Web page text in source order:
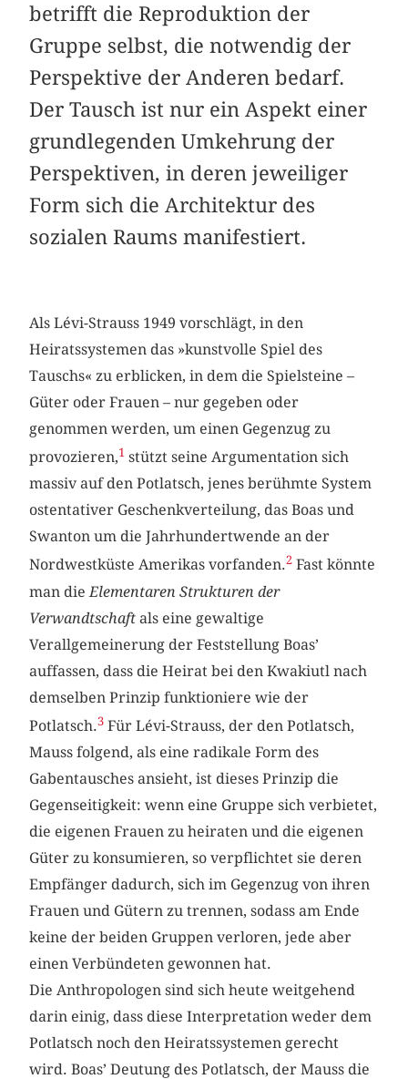
betrifft die Reproduktion der
Gruppe selbst, die notwendig der
Perspektive der Anderen bedarf.
Der Tausch ist nur ein Aspekt einer
grundlegenden Umkehrung der
Perspektiven, in deren jeweiliger
Form sich die Architektur des
sozialen Raums manifestiert.
Als Lévi-Strauss 1949 vorschlägt, in den
Heiratssystemen das »kunstvolle Spiel des
Tauschs« zu erblicken, in dem die Spielsteine –
Güter oder Frauen – nur gegeben oder
genommen werden, um einen Gegenzug zu
provozieren,1 stützt seine Argumentation sich
massiv auf den Potlatsch, jenes berühmte System
ostentativer Geschenkverteilung, das Boas und
Swanton um die Jahrhundertwende an der
Nordwestküste Amerikas vorfanden.2 Fast könnte
man die Elementaren Strukturen der
Verwandtschaft als eine gewaltige
Verallgemeinerung der Feststellung Boas’
auffassen, dass die Heirat bei den Kwakiutl nach
demselben Prinzip funktioniere wie der
Potlatsch.3 Für Lévi-Strauss, der den Potlatsch,
Mauss folgend, als eine radikale Form des
Gabentausches ansieht, ist dieses Prinzip die
Gegenseitigkeit: wenn eine Gruppe sich verbietet,
die eigenen Frauen zu heiraten und die eigenen
Güter zu konsumieren, so verpflichtet sie deren
Empfänger dadurch, sich im Gegenzug von ihren
Frauen und Gütern zu trennen, sodass am Ende
keine der beiden Gruppen verloren, jede aber
einen Verbündeten gewonnen hat.
Die Anthropologen sind sich heute weitgehend
darin einig, dass diese Interpretation weder dem
Potlatsch noch den Heiratssystemen gerecht
wird. Boas’ Deutung des Potlatsch, der Mauss die